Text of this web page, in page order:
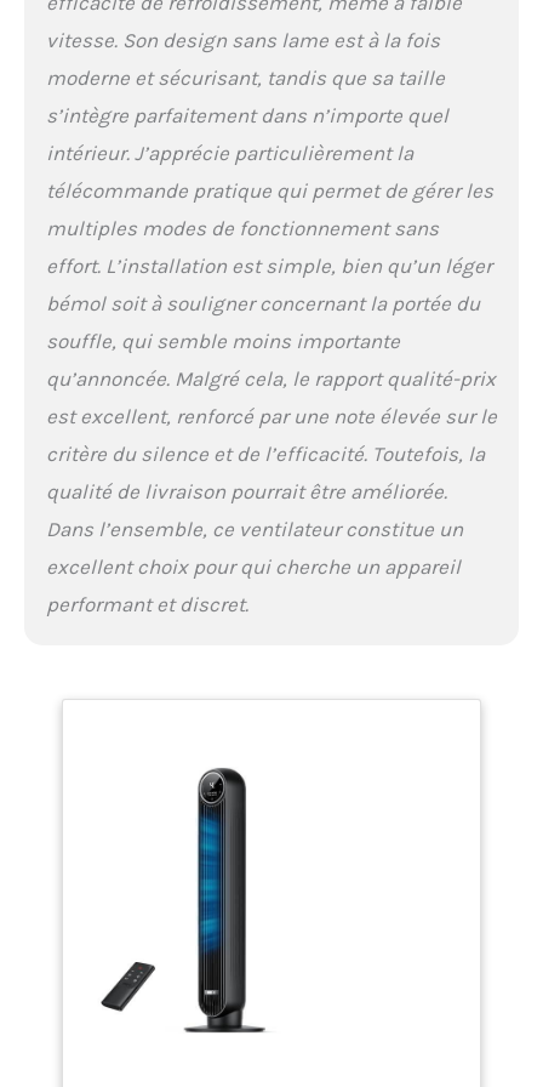
soit sur le panneau ou à distance. 𝐒'𝐚𝐝𝐚𝐩𝐭𝐞
𝐏𝐚𝐫𝐭𝐨𝐮𝐭 :Avec un design compact et une poignée
télécommande dans le compartiment intégré et
transporter ce ventilateur mince dans votre
pour la maison et le bureau.
vitesse. Son design sans lame est à la fois
moderne et sécurisant, tandis que sa taille
s’intègre parfaitement dans n’importe quel
intérieur. J’apprécie particulièrement la
télécommande pratique qui permet de gérer les
multiples modes de fonctionnement sans
effort. L’installation est simple, bien qu’un léger
bémol soit à souligner concernant la portée du
souffle, qui semble moins importante
qu’annoncée. Malgré cela, le rapport qualité-prix
est excellent, renforcé par une note élevée sur le
critère du silence et de l’efficacité. Toutefois, la
qualité de livraison pourrait être améliorée.
Dans l’ensemble, ce ventilateur constitue un
excellent choix pour qui cherche un appareil
performant et discret.